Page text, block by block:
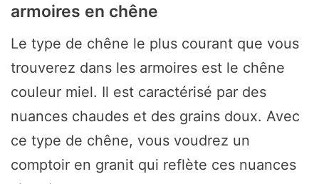
armoires en chêne
Le type de chêne le plus courant que vous
trouverez dans les armoires est le chêne
couleur miel. Il est caractérisé par des
nuances chaudes et des grains doux. Avec
ce type de chêne, vous voudrez un
comptoir en granit qui reflète ces nuances